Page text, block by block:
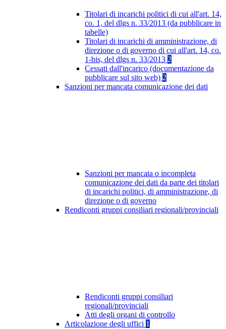
Titolari di incarichi politici di cui all'art. 14,
co. 1, del dlgs n. 33/2013 (da pubblicare in
tabelle)
Titolari di incarichi di amministrazione, di
direzione o di governo di cui all'art. 14, co.
1-bis, del dlgs n. 33/2013 2
Cessati dall'incarico (documentazione da
pubblicare sul sito web) 2
Sanzioni per mancata comunicazione dei dati
Sanzioni per mancata o incompleta
comunicazione dei dati da parte dei titolari
di incarichi politici, di amministrazione, di
direzione o di governo
Rendiconti gruppi consiliari regionali/provinciali
Rendiconti gruppi consiliari
regionali/provinciali
Atti degli organi di controllo
Articolazione degli uffici 1